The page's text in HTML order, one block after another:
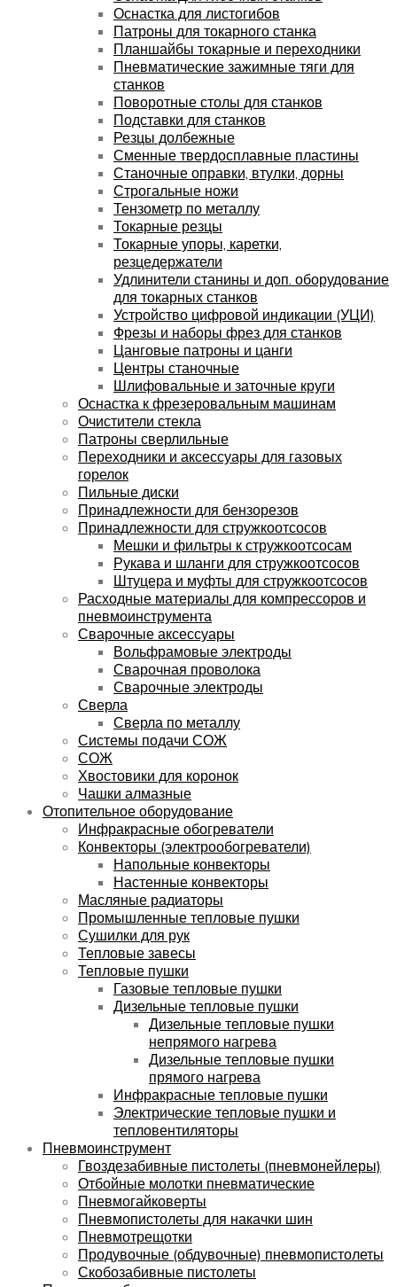
Оснастка для листогибов
Патроны для токарного станка
Планшайбы токарные и переходники
Пневматические зажимные тяги для
станков
Поворотные столы для станков
Подставки для станков
Резцы долбежные
Сменные твердосплавные пластины
Станочные оправки, втулки, дорны
Строгальные ножи
Тензометр по металлу
Токарные резцы
Токарные упоры, каретки,
резцедержатели
Удлинители станины и доп. оборудование
для токарных станков
Устройство цифровой индикации (УЦИ)
Фрезы и наборы фрез для станков
Цанговые патроны и цанги
Центры станочные
Шлифовальные и заточные круги
Оснастка к фрезеровальным машинам
Очистители стекла
Патроны сверлильные
Переходники и аксессуары для газовых
горелок
Пильные диски
Принадлежности для бензорезов
Принадлежности для стружкоотсосов
Мешки и фильтры к стружкоотсосам
Рукава и шланги для стружкоотсосов
Штуцера и муфты для стружкоотсосов
Расходные материалы для компрессоров и
пневмоинструмента
Сварочные аксессуары
Вольфрамовые электроды
Сварочная проволока
Сварочные электроды
Сверла
Сверла по металлу
Системы подачи СОЖ
СОЖ
Хвостовики для коронок
Чашки алмазные
Отопительное оборудование
Инфракрасные обогреватели
Конвекторы (электрообогреватели)
Напольные конвекторы
Настенные конвекторы
Масляные радиаторы
Промышленные тепловые пушки
Сушилки для рук
Тепловые завесы
Тепловые пушки
Газовые тепловые пушки
Дизельные тепловые пушки
Дизельные тепловые пушки
непрямого нагрева
Дизельные тепловые пушки
прямого нагрева
Инфракрасные тепловые пушки
Электрические тепловые пушки и
тепловентиляторы
Пневмоинструмент
Гвоздезабивные пистолеты (пневмонейлеры)
Отбойные молотки пневматические
Пневмогайковерты
Пневмопистолеты для накачки шин
Пневмотрещотки
Продувочные (обдувочные) пневмопистолеты
Скобозабивные пистолеты